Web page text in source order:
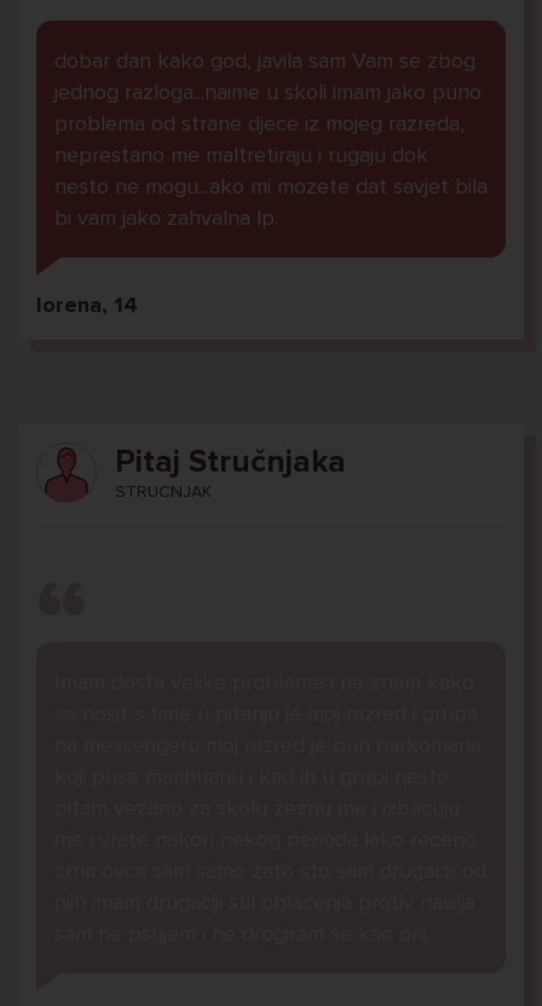
dobar dan kako god, javila sam Vam se zbog
jednog razloga...naime u skoli imam jako puno
problema od strane djece iz mojeg razreda,
neprestano me maltretiraju i rugaju dok
nesto ne mogu...ako mi mozete dat savjet bila
bi vam jako zahvalna lp.
lorena, 14
Pitaj Stručnjaka
STRUCNJAK